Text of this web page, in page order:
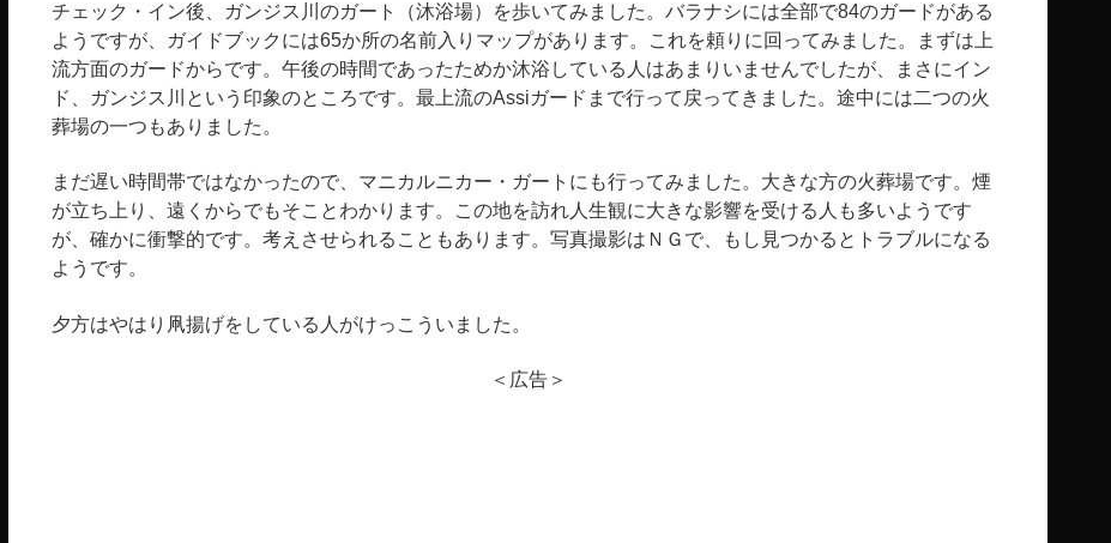
チェック・イン後、ガンジス川のガート（沐浴場）を歩いてみました。バラナシには全部で84のガードがある
ようですが、ガイドブックには65か所の名前入りマップがあります。これを頼りに回ってみました。まずは上
流方面のガードからです。午後の時間であったためか沐浴している人はあまりいませんでしたが、まさにイン
ド、ガンジス川という印象のところです。最上流のAssiガードまで行って戻ってきました。途中には二つの火
葬場の一つもありました。
まだ遅い時間帯ではなかったので、マニカルニカー・ガートにも行ってみました。大きな方の火葬場です。煙
が立ち上り、遠くからでもそことわかります。この地を訪れ人生観に大きな影響を受ける人も多いようです
が、確かに衝撃的です。考えさせられることもあります。写真撮影はＮＧで、もし見つかるとトラブルになる
ようです。
夕方はやはり凧揚げをしている人がけっこういました。
＜広告＞